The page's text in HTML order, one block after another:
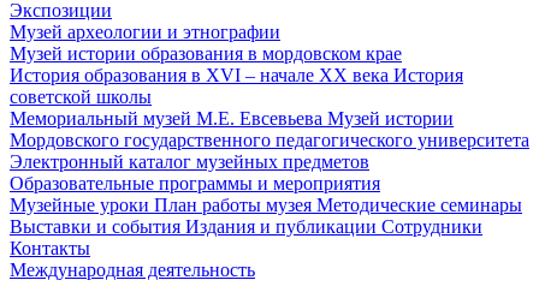
Экспозиции
Музей археологии и этнографии
Музей истории образования в мордовском крае
История образования в XVI – начале XX века История
советской школы
Мемориальный музей М.Е. Евсевьева Музей истории
Мордовского государственного педагогического университета
Электронный каталог музейных предметов
Образовательные программы и мероприятия
Музейные уроки План работы музея Методические семинары
Выставки и события Издания и публикации Сотрудники
Контакты
Международная деятельность